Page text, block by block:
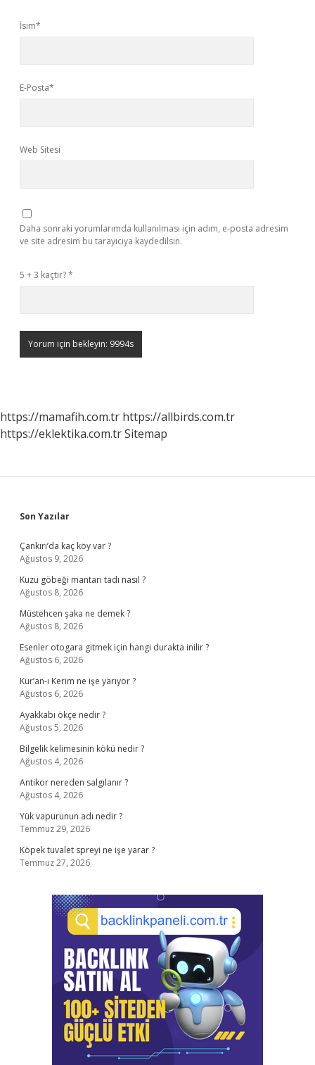
İsim*
E-Posta*
Web Sitesi
Daha sonraki yorumlarımda kullanılması için adım, e-posta adresim
ve site adresim bu tarayıcıya kaydedilsin.
5 + 3 kaçtır?*
https://mamafih.com.tr https://allbirds.com.tr
https://eklektika.com.trSitemap
Sidebar
Son Yazılar
Çankırı’da kaç köy var ?
Ağustos 9, 2026
Kuzu göbeği mantarı tadı nasıl ?
Ağustos 8, 2026
Müstehcen şaka ne demek ?
Ağustos 8, 2026
Esenler otogara gitmek için hangi durakta inilir ?
Ağustos 6, 2026
Kur’an-ı Kerim ne işe yarıyor ?
Ağustos 6, 2026
Ayakkabı ökçe nedir ?
Ağustos 5, 2026
Bilgelik kelimesinin kökü nedir ?
Ağustos 4, 2026
Antikor nereden salgılanır ?
Ağustos 4, 2026
Yük vapurunun adı nedir ?
Temmuz 29, 2026
Köpek tuvalet spreyi ne işe yarar ?
Temmuz 27, 2026